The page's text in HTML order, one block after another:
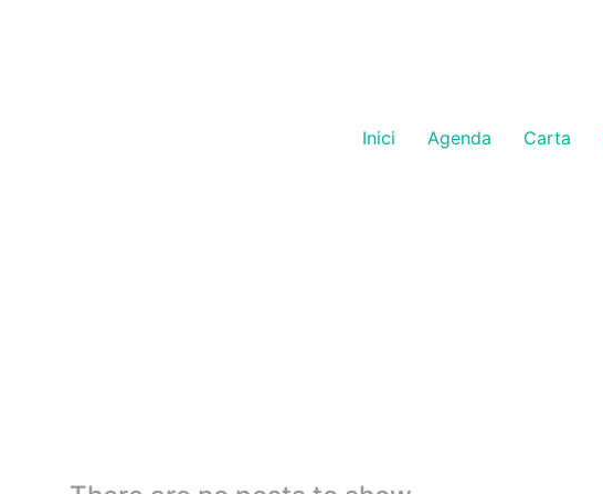
Inici Agenda Carta